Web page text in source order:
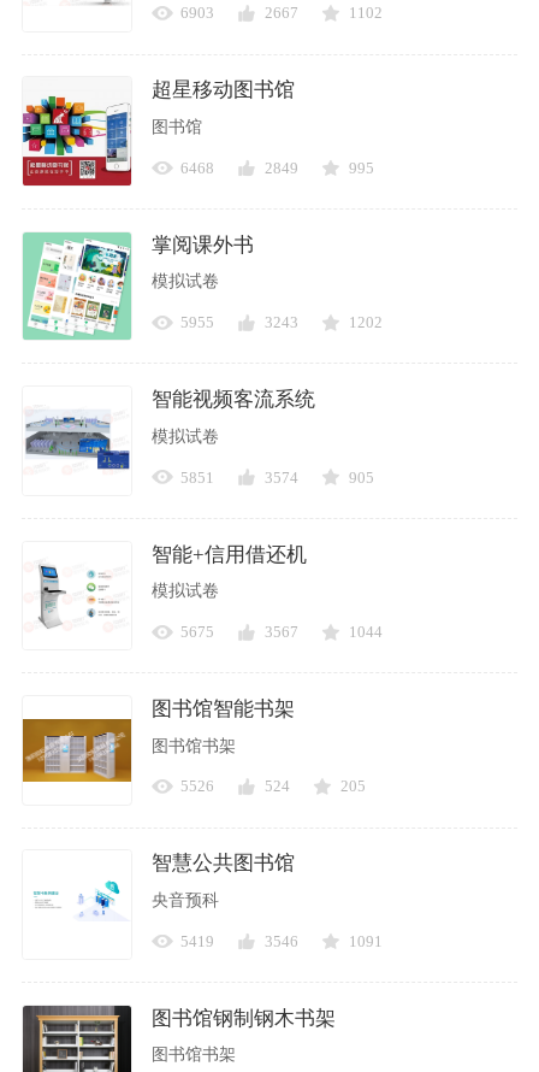
6903 2667 1102
超星移动图书馆
图书馆
6468 2849 995
掌阅课外书
模拟试卷
5955 3243 1202
智能视频客流系统
模拟试卷
5851 3574 905
智能+信用借还机
模拟试卷
5675 3567 1044
图书馆智能书架
图书馆书架
5526 524 205
智慧公共图书馆
央音预科
5419 3546 1091
图书馆钢制钢木书架
图书馆书架